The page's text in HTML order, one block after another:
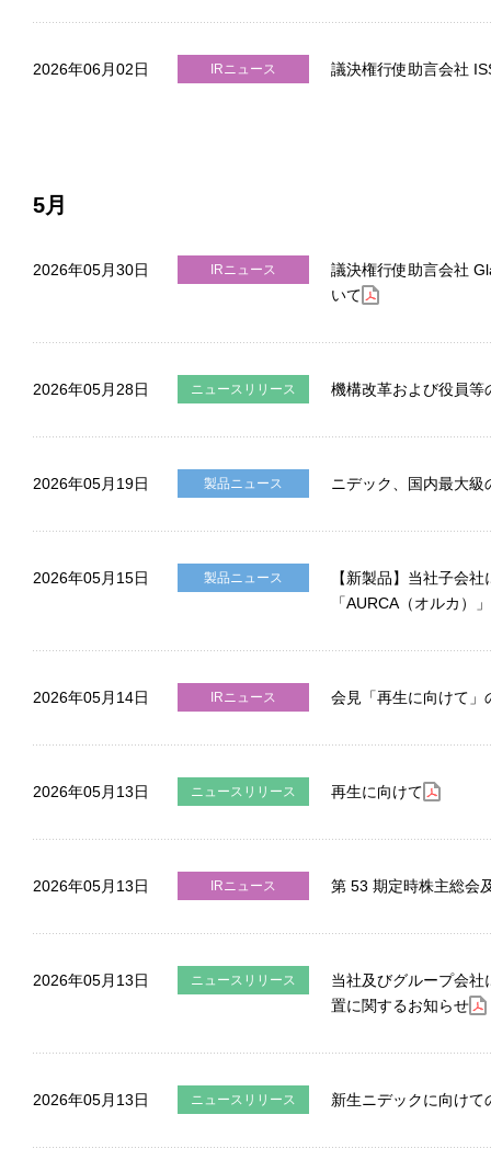
2026年06月02日 IRニュース 議決権行使助言会社
5月
2026年05月30日 IRニュース
議決権行使助言会社
いて
2026年05月28日 ニュースリリース 機構改革および役員等
2026年05月19日 製品ニュース ニデック、国内最大
2026年05月15日 製品ニュース
【新製品】当社子会
「AURCA（オルカ）
2026年05月14日 IRニュース 会見「再生に向けて」
2026年05月13日 ニュースリリース 再生に向けて
2026年05月13日 IRニュース 第 53 期定時株主総会
2026年05月13日 ニュースリリース
当社及びグループ会
置に関するお知らせ
2026年05月13日 ニュースリリース 新生ニデックに向け
技術・事例
企業情報